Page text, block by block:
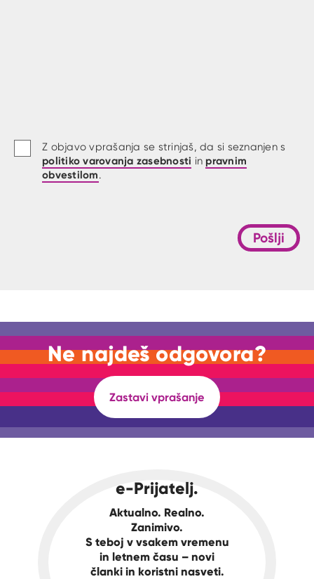
Z objavo vprašanja se strinjaš, da si seznanjen s
politiko varovanja zasebnosti in pravnim
obvestilom.
Pošlji
Ne najdeš odgovora?
Zastavi vprašanje
e-Prijatelj.
Aktualno. Realno.
Zanimivo.
S teboj v vsakem vremenu
in letnem času – novi
članki in koristni nasveti.